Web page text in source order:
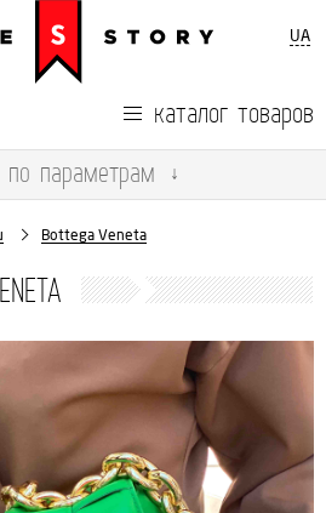
UA
каталог товаров
по параметрам ↓
Bottega Veneta